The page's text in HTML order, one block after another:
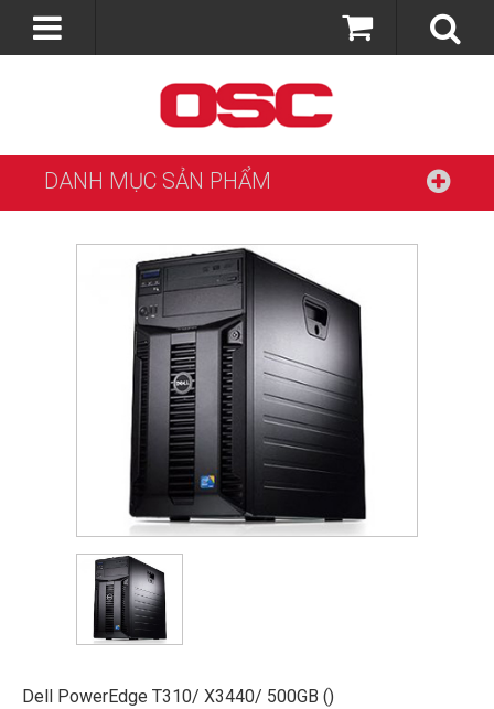
DANH MỤC SẢN PHẨM
Dell PowerEdge T310/ X3440/ 500GB ()